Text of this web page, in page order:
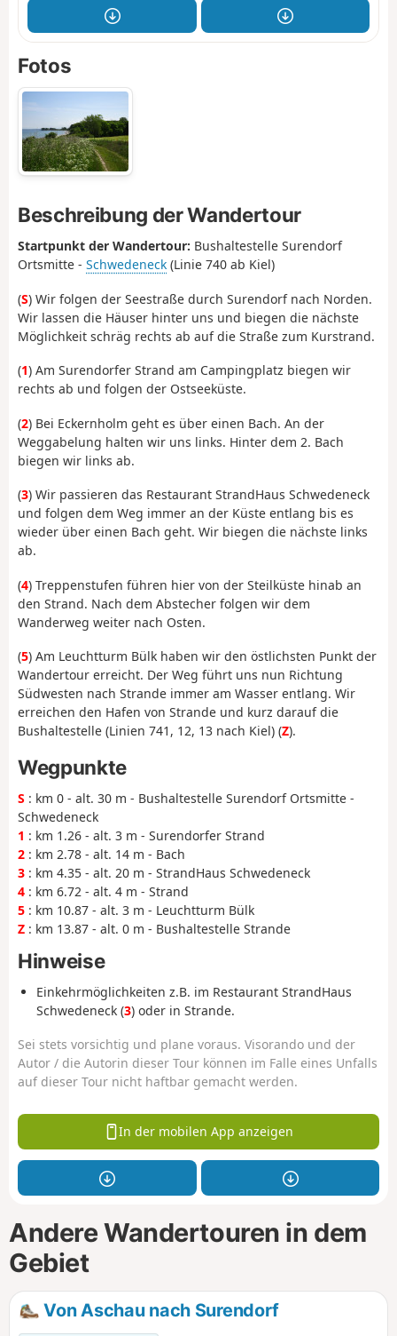
Fotos
Beschreibung der Wandertour
Startpunkt der Wandertour: Bushaltestelle Surendorf
Ortsmitte - Schwedeneck (Linie 740 ab Kiel)
(S) Wir folgen der Seestraße durch Surendorf nach Norden.
Wir lassen die Häuser hinter uns und biegen die nächste
Möglichkeit schräg rechts ab auf die Straße zum Kurstrand.
(1) Am Surendorfer Strand am Campingplatz biegen wir
rechts ab und folgen der Ostseeküste.
(2) Bei Eckernholm geht es über einen Bach. An der
Weggabelung halten wir uns links. Hinter dem 2. Bach
biegen wir links ab.
(3) Wir passieren das Restaurant StrandHaus Schwedeneck
und folgen dem Weg immer an der Küste entlang bis es
wieder über einen Bach geht. Wir biegen die nächste links
ab.
(4) Treppenstufen führen hier von der Steilküste hinab an
den Strand. Nach dem Abstecher folgen wir dem
Wanderweg weiter nach Osten.
(5) Am Leuchtturm Bülk haben wir den östlichsten Punkt der
Wandertour erreicht. Der Weg führt uns nun Richtung
Südwesten nach Strande immer am Wasser entlang. Wir
erreichen den Hafen von Strande und kurz darauf die
Bushaltestelle (Linien 741, 12, 13 nach Kiel) (Z).
Wegpunkte
S : km 0 - alt. 30 m - Bushaltestelle Surendorf Ortsmitte -
Schwedeneck
1 : km 1.26 - alt. 3 m - Surendorfer Strand
2 : km 2.78 - alt. 14 m - Bach
3 : km 4.35 - alt. 20 m - StrandHaus Schwedeneck
4 : km 6.72 - alt. 4 m - Strand
5 : km 10.87 - alt. 3 m - Leuchtturm Bülk
Z : km 13.87 - alt. 0 m - Bushaltestelle Strande
Hinweise
Einkehrmöglichkeiten z.B. im Restaurant StrandHaus
Schwedeneck (3) oder in Strande.
Sei stets vorsichtig und plane voraus. Visorando und der
Autor / die Autorin dieser Tour können im Falle eines Unfalls
auf dieser Tour nicht haftbar gemacht werden.
In der mobilen App anzeigen
Andere Wandertouren in dem
Gebiet
Von Aschau nach Surendorf